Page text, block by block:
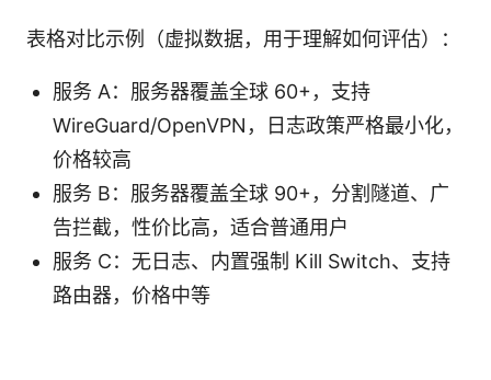
表格对比示例（虚拟数据，用于理解如何评估）：
服务 A：服务器覆盖全球 60+，支持
WireGuard/OpenVPN，日志政策严格最小化，
价格较高
服务 B：服务器覆盖全球 90+，分割隧道、广
告拦截，性价比高，适合普通用户
服务 C：无日志、内置强制 Kill Switch、支持
路由器，价格中等